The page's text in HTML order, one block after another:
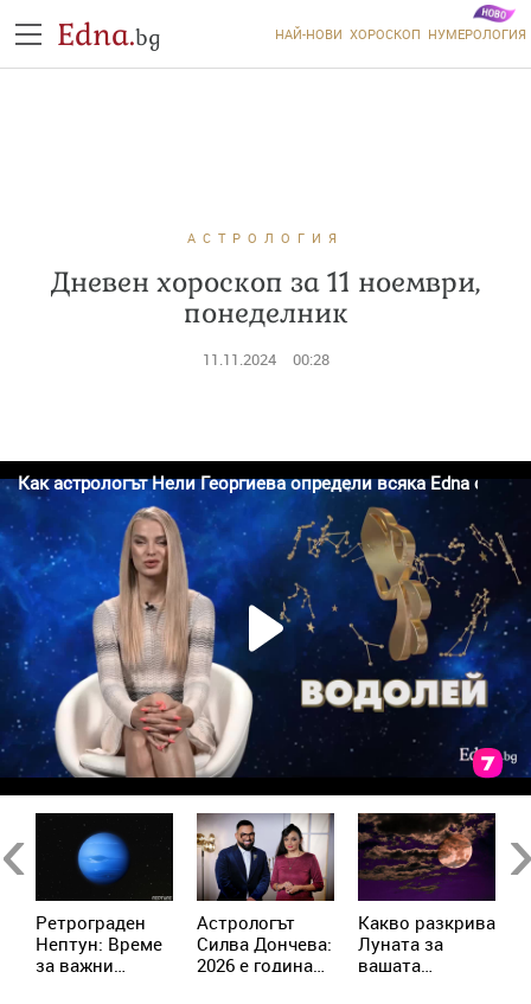
Edna.bg НАЙ-НОВИ ХОРОСКОП НУМЕРОЛОГИЯ
АСТРОЛОГИЯ
Дневен хороскоп за 11 ноември,
понеделник
11.11.2024 00:28
Ретрограден
Нептун: Време
за важни
Астрологът
Силва Дончева:
2026 е година
Kакво разкрива
Луната за
вашата